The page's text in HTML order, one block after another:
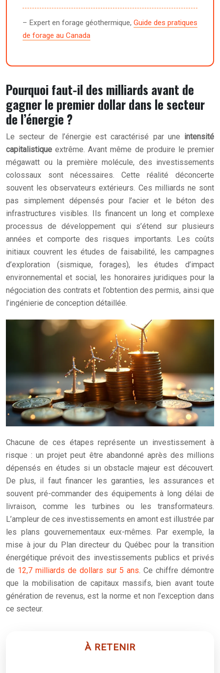
– Expert en forage géothermique, Guide des pratiques
de forage au Canada
Pourquoi faut-il des milliards avant de
gagner le premier dollar dans le secteur
de l’énergie ?
Le secteur de l’énergie est caractérisé par une intensité
capitalistique extrême. Avant même de produire le premier
mégawatt ou la première molécule, des investissements
colossaux sont nécessaires. Cette réalité déconcerte
souvent les observateurs extérieurs. Ces milliards ne sont
pas simplement dépensés pour l’acier et le béton des
infrastructures visibles. Ils financent un long et complexe
processus de développement qui s’étend sur plusieurs
années et comporte des risques importants. Les coûts
initiaux couvrent les études de faisabilité, les campagnes
d’exploration (sismique, forages), les études d’impact
environnemental et social, les honoraires juridiques pour la
négociation des contrats et l’obtention des permis, ainsi que
l’ingénierie de conception détaillée.
Chacune de ces étapes représente un investissement à
risque : un projet peut être abandonné après des millions
dépensés en études si un obstacle majeur est découvert.
De plus, il faut financer les garanties, les assurances et
souvent pré-commander des équipements à long délai de
livraison, comme les turbines ou les transformateurs.
L’ampleur de ces investissements en amont est illustrée par
les plans gouvernementaux eux-mêmes. Par exemple, la
mise à jour du Plan directeur du Québec pour la transition
énergétique prévoit des investissements publics et privés
de 12,7 milliards de dollars sur 5 ans. Ce chiffre démontre
que la mobilisation de capitaux massifs, bien avant toute
génération de revenus, est la norme et non l’exception dans
ce secteur.
À RETENIR